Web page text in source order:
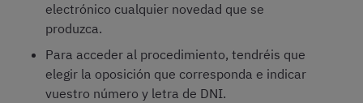
electrónico cualquier novedad que se
produzca.
Para acceder al procedimiento, tendréis que
elegir la oposición que corresponda e indicar
vuestro número y letra de DNI.